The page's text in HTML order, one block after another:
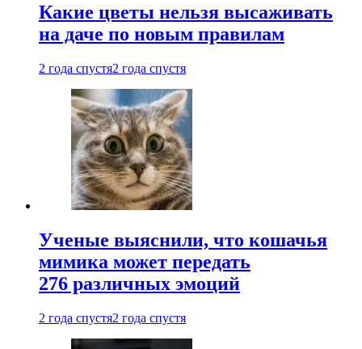
Какие цветы нельзя высаживать
на даче по новым правилам
2 года спустя2 года спустя
Ученые выяснили, что кошачья
мимика может передать
276 различных эмоций
2 года спустя2 года спустя